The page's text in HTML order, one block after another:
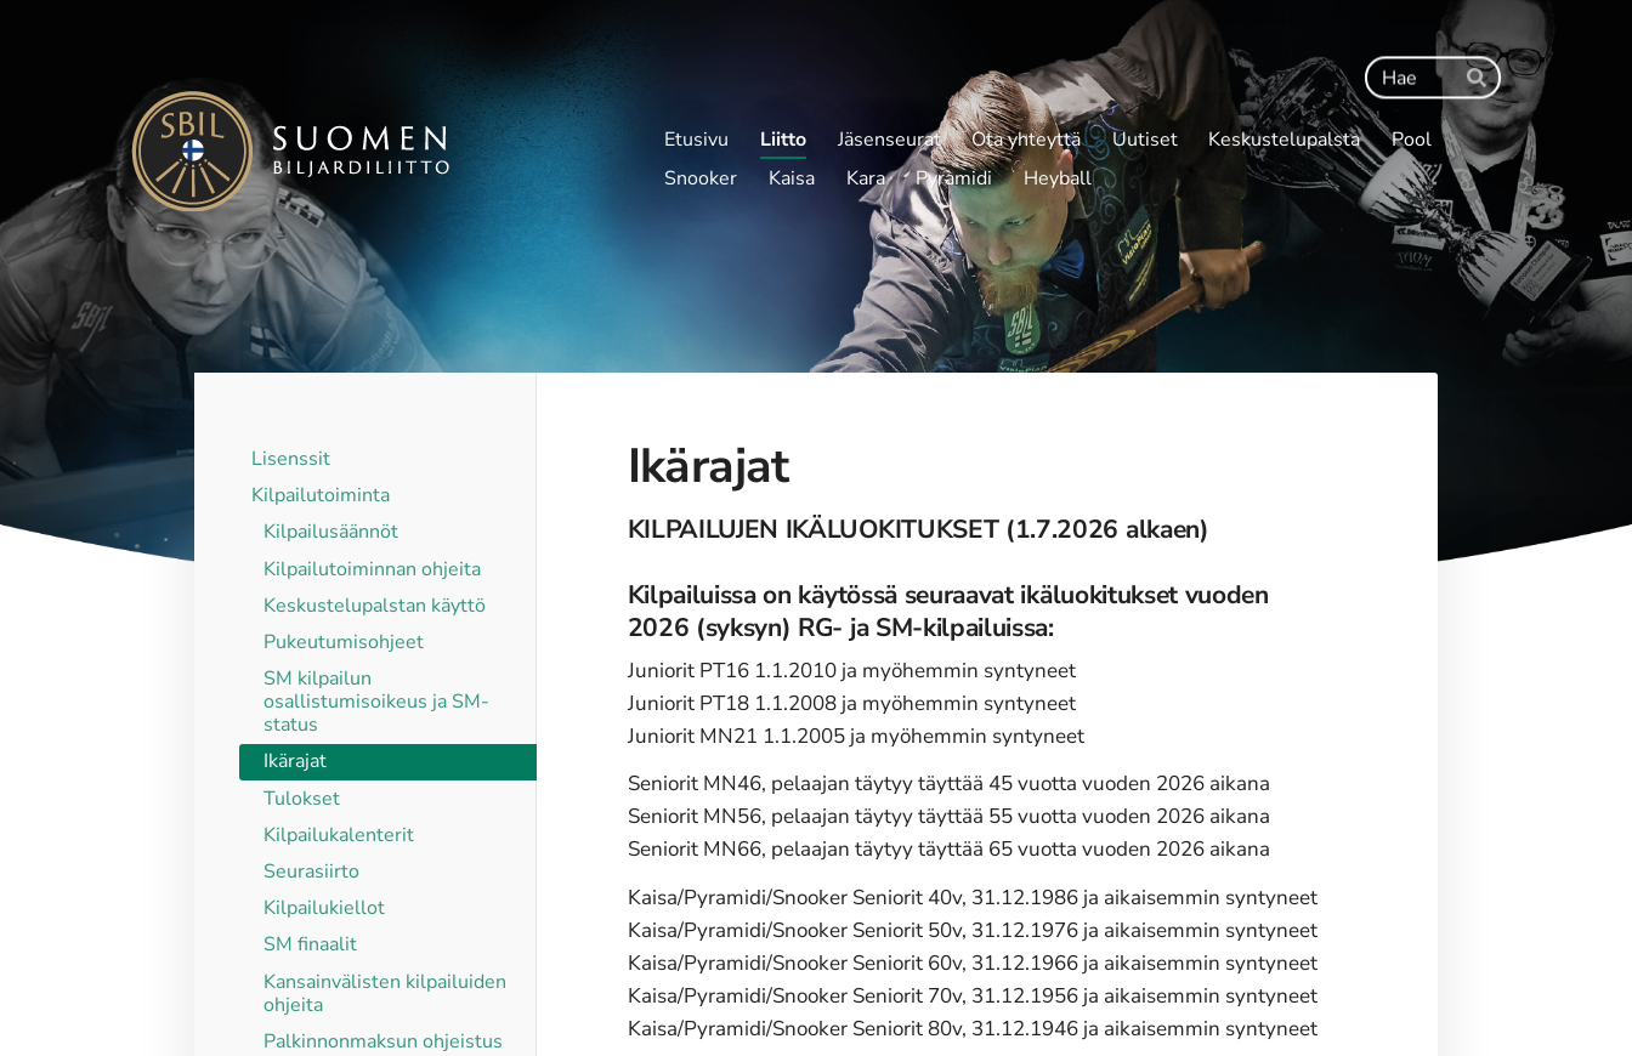
Haku
Hae
Suomen Biljardiliitto ry
Etusivu Liitto Jäsenseurat Ota yhteyttä Uutiset Keskustelupalsta
Pool
Snooker
Kaisa Kara Pyramidi Heyball
Lisenssit
Kilpailutoiminta
Kilpailusäännöt
Kilpailutoiminnan ohjeita
Keskustelupalstan käyttö
Pukeutumisohjeet
SM kilpailun
osallistumisoikeus ja SM-
status
Ikärajat
Tulokset
Kilpailukalenterit
Seurasiirto
Kilpailukiellot
SM finaalit
Kansainvälisten kilpailuiden
ohjeita
Palkinnonmaksun ohjeistus
Ikärajat
KILPAILUJEN IKÄLUOKITUKSET (1.7.2026 alkaen)
Kilpailuissa on käytössä seuraavat ikäluokitukset vuoden
2026 (syksyn) RG- ja SM-kilpailuissa:
Juniorit PT16 1.1.2010 ja myöhemmin syntyneet
Juniorit PT18 1.1.2008 ja myöhemmin syntyneet
Juniorit MN21 1.1.2005 ja myöhemmin syntyneet
Seniorit MN46, pelaajan täytyy täyttää 45 vuotta vuoden 2026 aikana
Seniorit MN56, pelaajan täytyy täyttää 55 vuotta vuoden 2026 aikana
Seniorit MN66, pelaajan täytyy täyttää 65 vuotta vuoden 2026 aikana
Kaisa/Pyramidi/Snooker Seniorit 40v, 31.12.1986 ja aikaisemmin syntyneet
Kaisa/Pyramidi/Snooker Seniorit 50v, 31.12.1976 ja aikaisemmin syntyneet
Kaisa/Pyramidi/Snooker Seniorit 60v, 31.12.1966 ja aikaisemmin syntyneet
Kaisa/Pyramidi/Snooker Seniorit 70v, 31.12.1956 ja aikaisemmin syntyneet
Kaisa/Pyramidi/Snooker Seniorit 80v, 31.12.1946 ja aikaisemmin syntyneet